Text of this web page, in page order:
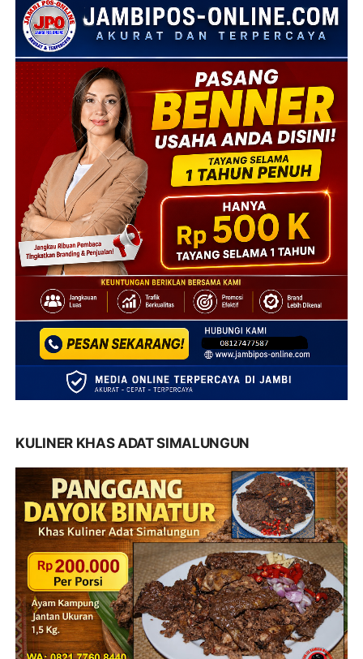
KULINER KHAS ADAT SIMALUNGUN